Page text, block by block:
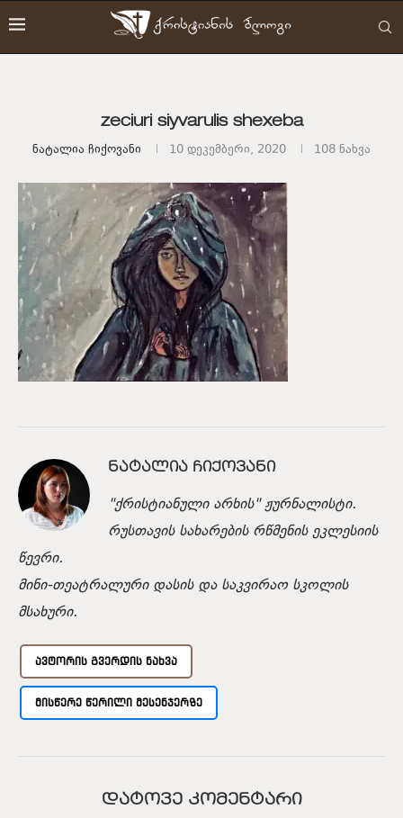
zeciuri siyvarulis shexeba
Ნატალია Ჩიქოვანი 10 დეკემბერი, 2020 108 ნახვა
ᲜᲐᲢᲐᲚᲘᲐ ᲩᲘᲥᲝᲕᲐᲜᲘ
"ქრისტიანული არხის" ჟურნალისტი.
რუსთავის სახარების რწმენის ეკლესიის
წევრი.
მინი-თეატრალური დასის და საკვირაო სკოლის
მსახური.
ᲐᲕᲢᲝᲠᲘᲡ ᲒᲕᲔᲠᲓᲘᲡ ᲜᲐᲮᲕᲐ
ᲛᲘᲡᲬᲔᲠᲔ ᲬᲔᲠᲘᲚᲘ ᲛᲔᲡᲔᲜᲯᲔᲠᲖᲔ
ᲓᲐᲢᲝᲕᲔ ᲙᲝᲛᲔᲜᲢᲐᲠᲘ